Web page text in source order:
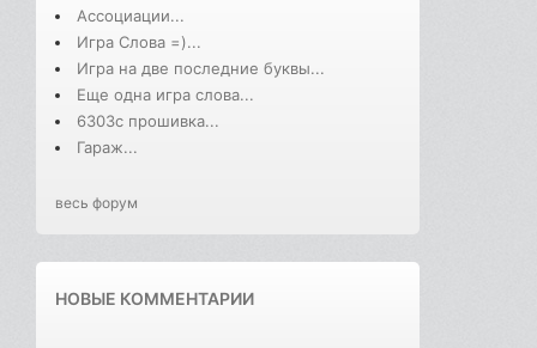
Ассоциации...
Игра Слова =)...
Игра на две последние буквы...
Еще одна игра слова...
6303с прошивка...
Гараж...
весь форум
НОВЫЕ КОММЕНТАРИИ